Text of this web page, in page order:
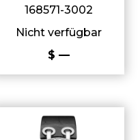
168571-3002
Nicht verfügbar
$ —